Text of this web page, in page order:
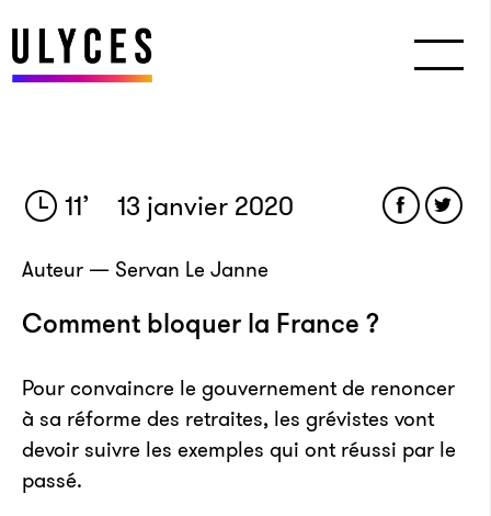
11’ 13 janvier 2020
Auteur — Servan Le Janne
Comment bloquer la France ?
Pour convaincre le gouvernement de renoncer
à sa réforme des retraites, les grévistes vont
devoir suivre les exemples qui ont réussi par le
passé.